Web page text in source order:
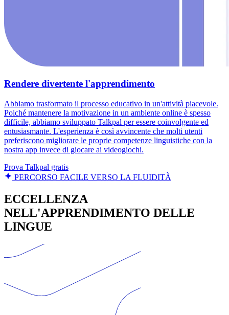
Rendere divertente l'apprendimento
Abbiamo trasformato il processo educativo in un'attività piacevole.
Poiché mantenere la motivazione in un ambiente online è spesso
difficile, abbiamo sviluppato Talkpal per essere coinvolgente ed
entusiasmante. L'esperienza è così avvincente che molti utenti
preferiscono migliorare le proprie competenze linguistiche con la
nostra app invece di giocare ai videogiochi.
Prova Talkpal gratis
PERCORSO FACILE VERSO LA FLUIDITÀ
ECCELLENZA
NELL'APPRENDIMENTO DELLE
LINGUE